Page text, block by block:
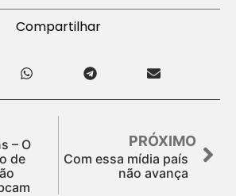
Compartilhar
– O
de
PRÓXIMO
Com essa mídia país
não avança